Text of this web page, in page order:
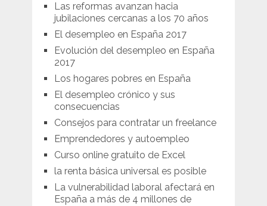
Las reformas avanzan hacia
jubilaciones cercanas a los 70 años
El desempleo en España 2017
Evolución del desempleo en España
2017
Los hogares pobres en España
El desempleo crónico y sus
consecuencias
Consejos para contratar un freelance
Emprendedores y autoempleo
Curso online gratuito de Excel
la renta básica universal es posible
La vulnerabilidad laboral afectará en
España a más de 4 millones de